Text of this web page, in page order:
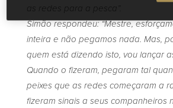
as redes para a pesca”.
Simão respondeu: “Mestre,
inteira e não pegamos nada. Mas,
quem está dizendo isto, vou lançar
Quando o fizeram, pegaram tal
peixes que as redes começaram a
fizeram sinais a seus companheiros